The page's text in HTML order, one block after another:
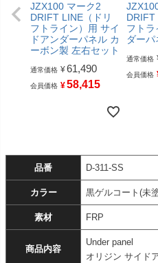
JZX100 マーク2
DRIFT LINE（ドリ
フトライン）用 サイ
ドアンダーパネル カ
ーボン製 左右セット
通常価格 ¥61,490
会員価格 ¥58,415
DRIFT
フトラ
ダーパ
通常価格
会員価格
品番 D-311-SS
カラー 黒ゲルコート(未
素材 FRP
商品内容
Under panel
オリジン サイド